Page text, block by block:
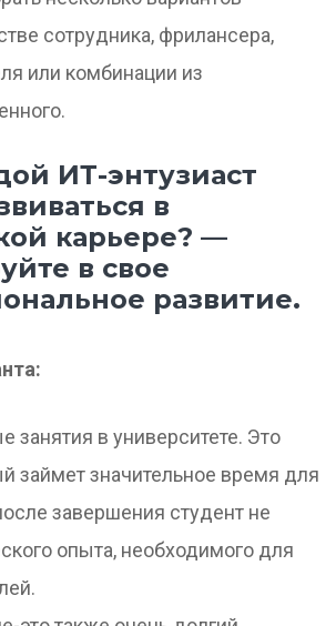
сотрудника, фрилансера,
или комбинации из
ИТ-энтузиаст
в
карьере? —
в свое
развитие.
занятия в университете. Это
займет значительное время для
завершения студент не
опыта, необходимого для